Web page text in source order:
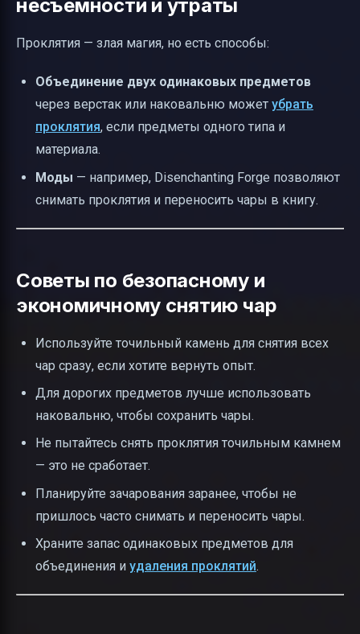
несъемности и утраты
Проклятия — злая магия, но есть способы:
Объединение двух одинаковых предметов
через верстак или наковальню может убрать
проклятия, если предметы одного типа и
материала.
Моды — например, Disenchanting Forge позволяют
снимать проклятия и переносить чары в книгу.
Советы по безопасному и
экономичному снятию чар
Используйте точильный камень для снятия всех
чар сразу, если хотите вернуть опыт.
Для дорогих предметов лучше использовать
наковальню, чтобы сохранить чары.
Не пытайтесь снять проклятия точильным камнем
— это не сработает.
Планируйте зачарования заранее, чтобы не
пришлось часто снимать и переносить чары.
Храните запас одинаковых предметов для
объединения и удаления проклятий.